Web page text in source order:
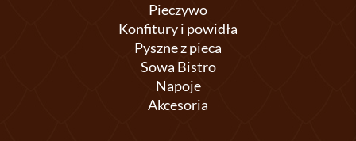
Pieczywo
Konfitury i powidła
Pyszne z pieca
Sowa Bistro
Napoje
Akcesoria